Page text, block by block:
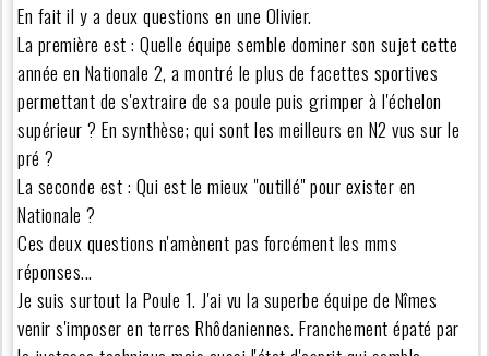
En fait il y a deux questions en une Olivier.
La première est : Quelle équipe semble dominer son sujet cette
année en Nationale 2, a montré le plus de facettes sportives
permettant de s'extraire de sa poule puis grimper à l'échelon
supérieur ? En synthèse; qui sont les meilleurs en N2 vus sur le
pré ?
La seconde est : Qui est le mieux "outillé" pour exister en
Nationale ?
Ces deux questions n'amènent pas forcément les mms
réponses...
Je suis surtout la Poule 1. J'ai vu la superbe équipe de Nîmes
venir s'imposer en terres Rhôdaniennes. Franchement épaté par